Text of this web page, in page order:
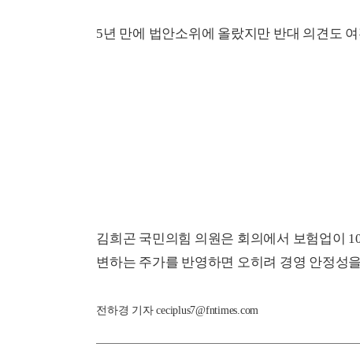
5년 만에 법안소위에 올랐지만 반대 의견도
김희곤 국민의힘 의원은 회의에서 보험업이
변하는 주가를 반영하면 오히려 경영 안정성
전하경 기자 ceciplus7@fntimes.com